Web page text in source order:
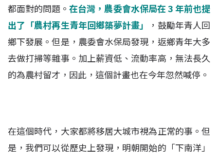
都面對的問題。在台灣，農委會水保局在 3 年前也提
出了「農村再生青年回鄉築夢計畫」
，鼓勵年青人回
鄉下發展。但是，農委會水保局發現，返鄉青年大多
去做打掃等雜事。加上薪資低、流動率高，無法長久
的為農村留才，因此，這個計畫也在今年忽然喊停。
在這個時代，大家都將移居大城市視為正常的事。但
是，我們可以從歷史上發現，明朝開始的「下南洋」